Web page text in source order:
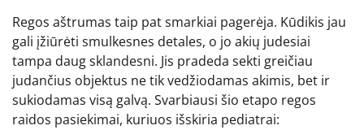
Regos aštrumas taip pat smarkiai pagerėja. Kūdikis jau
gali įžiūrėti smulkesnes detales, o jo akių judesiai
tampa daug sklandesni. Jis pradeda sekti greičiau
judančius objektus ne tik vedžiodamas akimis, bet ir
sukiodamas visą galvą. Svarbiausi šio etapo regos
raidos pasiekimai, kuriuos išskiria pediatrai: